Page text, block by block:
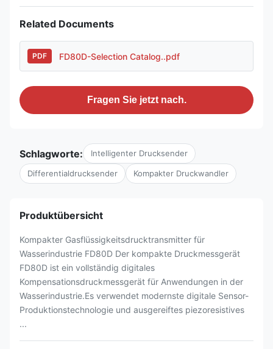
Related Documents
PDF FD80D-Selection Catalog..pdf
Fragen Sie jetzt nach.
Schlagworte: Intelligenter Drucksender
Differentialdrucksender Kompakter Druckwandler
Produktübersicht
Kompakter Gasflüssigkeitsdrucktransmitter für
Wasserindustrie FD80D Der kompakte Druckmessgerät
FD80D ist ein vollständig digitales
Kompensationsdruckmessgerät für Anwendungen in der
Wasserindustrie.Es verwendet modernste digitale Sensor-
Produktionstechnologie und ausgereiftes piezoresistives
...